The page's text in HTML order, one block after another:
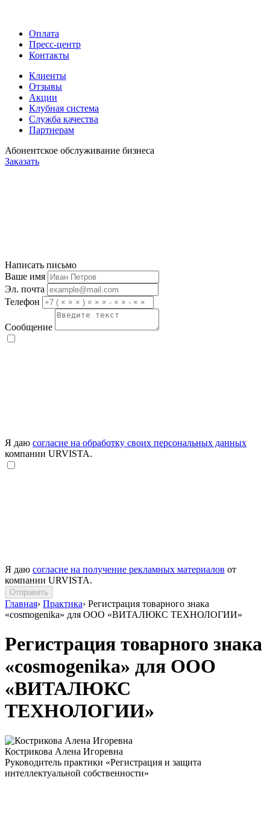
Оплата
Пресс-центр
Контакты
Клиенты
Отзывы
Акции
Клубная система
Служба качества
Партнерам
Абонентское обслуживание бизнеса
Заказать
Написать письмо
Ваше имя
Эл. почта
Телефон
Сообщение
Я даю согласие на обработку своих персональных данных
компании URVISTA.
Я даю согласие на получение рекламных материалов от
компании URVISTA.
Отправить
Главная› Практика› Регистрация товарного знака
«cosmogenika» для ООО «ВИТАЛЮКС ТЕХНОЛОГИИ»
Регистрация товарного знака
«cosmogenika» для ООО
«ВИТАЛЮКС
ТЕХНОЛОГИИ»
Кострикова Алена Игоревна
Руководитель практики «Регистрация и защита
интеллектуальной собственности»